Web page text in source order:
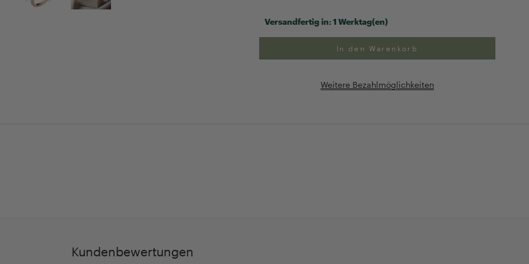
Versandfertig in:1 Werktag(en)
In den Warenkorb
Weitere Bezahlmöglichkeiten
Kundenbewertungen